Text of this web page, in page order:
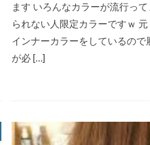
ます いろんなカラーが流行っ
られない人限定カラーですｗ
インナーカラーをしているので
が必 […]